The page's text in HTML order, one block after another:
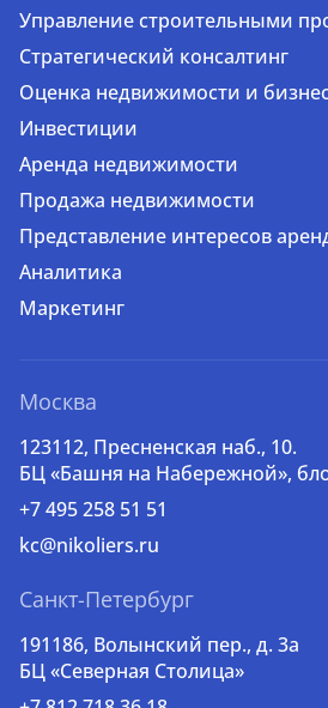
Управление строительными
Стратегический консалтинг
Оценка недвижимости и
Инвестиции
Аренда недвижимости
Продажа недвижимости
Представление интересов
Аналитика
Маркетинг
Москва
123112, Пресненская наб., 10.
БЦ «Башня на Набережной»,
+7 495 258 51 51
kc@nikoliers.ru
Санкт-Петербург
191186, Волынский пер., д. 3a
БЦ «Северная Столица»